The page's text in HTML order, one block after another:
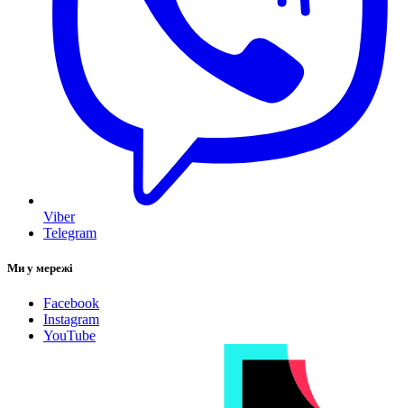
Viber
Telegram
Ми у мережі
Facebook
Instagram
YouTube